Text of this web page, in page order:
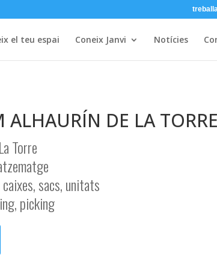
el teu espai Coneix Janvi Notícies
ALHAURÍN DE LA TORRE
Torre
sacs, unitats
picking